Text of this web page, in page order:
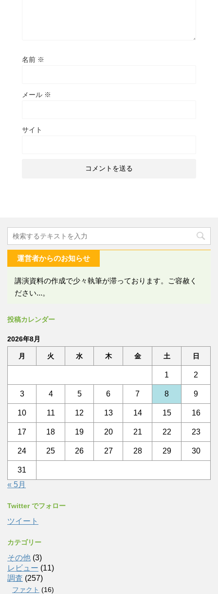
名前 ※
メール ※
サイト
運営者からのお知らせ
講演資料の作成で少々執筆が滞っております。ご容赦く
ださい...。
投稿カレンダー
2026年8月
月 火 水 木 金 土 日
1 2
3 4 5 6 7 8 9
10 11 12 13 14 15 16
17 18 19 20 21 22 23
24 25 26 27 28 29 30
31
« 5月
Twitter でフォロー
ツイート
カテゴリー
その他 (3)
レビュー (11)
調査 (257)
ファクト (16)